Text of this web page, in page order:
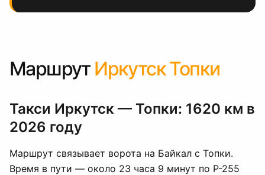
Маршрут Иркутск Топки
Такси Иркутск — Топки: 1620 км в
2026 году
Маршрут связывает ворота на Байкал с Топки.
Время в пути — около 23 часа 9 минут по Р-255